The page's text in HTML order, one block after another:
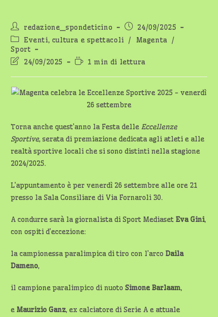
Autore
dell'articolo:
redazione_spondeticino
Articolo
pubblicato:
24/09/2025
Categoria
dell'articolo:
Eventi, cultura e spettacoli / Magenta /
Sport
Ultima
dell'articolo:
24/09/2025
Tempo
lettura:
1 min di lettura
Torna anche quest’anno la Festa delle Eccellenze
Sportive, serata di premiazione dedicata agli atleti e alle
realtà sportive locali che si sono distinti nella stagione
2024/2025.
L’appuntamento è per venerdì 26 settembre alle ore 21
presso la Sala Consiliare di Via Fornaroli 30.
A condurre sarà la giornalista di Sport MediasetEva Gini,
con ospiti d’eccezione:
la campionessa paralimpica di tiro con l’arcoDaila
Dameno,
il campione paralimpico di nuotoSimone Barlaam,
eMaurizio Ganz, ex calciatore di Serie A e attuale